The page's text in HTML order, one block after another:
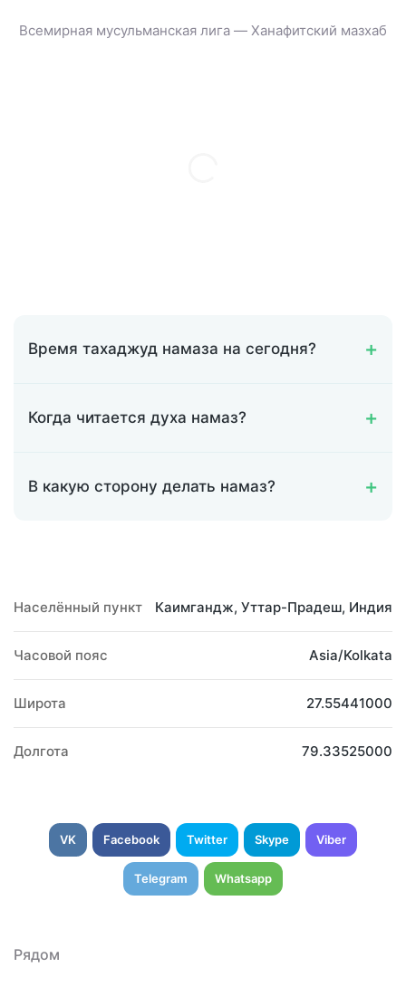
Всемирная мусульманская лига — Ханафитский мазхаб
Время тахаджуд намаза на сегодня?
Когда читается духа намаз?
В какую сторону делать намаз?
Населённый пункт Каимгандж, Уттар-Прадеш, Индия
Часовой пояс Asia/Kolkata
Широта 27.55441000
Долгота 79.33525000
VK Facebook Twitter Skype Viber
Telegram Whatsapp
Рядом